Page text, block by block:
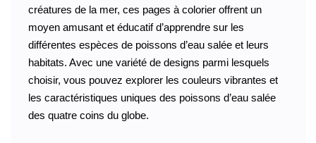
créatures de la mer, ces pages à colorier offrent un
moyen amusant et éducatif d’apprendre sur les
différentes espèces de poissons d’eau salée et leurs
habitats. Avec une variété de designs parmi lesquels
choisir, vous pouvez explorer les couleurs vibrantes et
les caractéristiques uniques des poissons d’eau salée
des quatre coins du globe.